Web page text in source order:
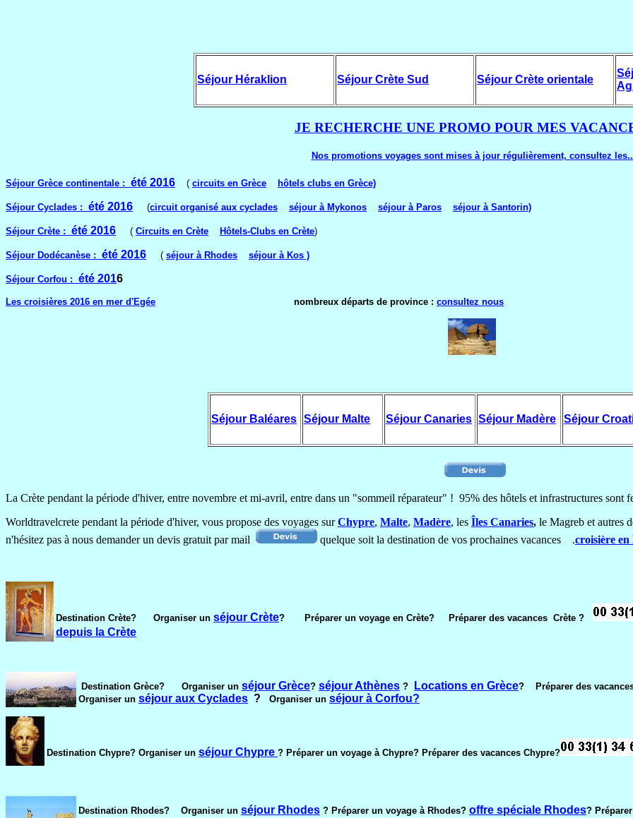
Séjour Héraklion Séjour Crète Sud Séjour Crète orientale
JE RECHERCHE UNE PROMO POUR MES
Nos promotions voyages sont mises à jour régulièrement, consultez
Séjour Grèce continentale : été 2016 ( circuits en Grèce hôtels clubs en Grèce)
Séjour Cyclades : été 2016 (circuit organisé aux cyclades séjour à Mykonos séjour à Paros séjour à Santorin)
Séjour Crète : été 2016 ( Circuits en Crète Hôtels-Clubs en Crète)
Séjour Dodécanèse : été 2016 ( séjour à Rhodes séjour à Kos )
Séjour Corfou : été 2016
Les croisières 2016 en mer d'Egée nombreux départs de province : consultez nous
Séjour Baléares Séjour Malte Séjour Canaries Séjour Madère Séjour
La Crète pendant la période d'hiver, entre novembre et mi-avril, entre dans un "sommeil réparateur" ! 95% des hôtels et infrastructures sont
Worldtravelcrete pendant la période d'hiver, vous propose des voyages surChypre, Malte, Madère, les Îles Canaries, le Magreb et autres
n'hésitez pas à nous demander un devis gratuit par mail
quelque soit la destination de vos prochaines vacances .croisière en
Destination Crète? Organiser un séjour Crète? Préparer un voyage en Crète? Préparer des vacances Crète ?
depuis la Crète
Destination Grèce? Organiser un séjour Grèce? séjour Athènes ? Locations en Grèce? Préparer des
Organiser un séjour aux Cyclades ? Organiser un séjour à Corfou?
Destination Chypre? Organiser un séjour Chypre ? Préparer un voyage à Chypre? Préparer des vacances Chypre?
Destination Rhodes? Organiser un séjour Rhodes ? Préparer un voyage à Rhodes? offre spéciale Rhodes?